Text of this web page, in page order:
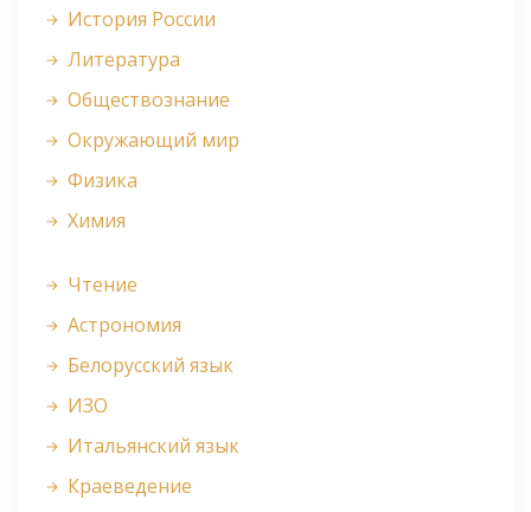
История России
Литература
Обществознание
Окружающий мир
Физика
Химия
Чтение
Астрономия
Белорусский язык
ИЗО
Итальянский язык
Краеведение